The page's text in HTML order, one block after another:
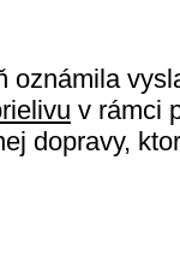
oznámila
v rámci
dopravy,